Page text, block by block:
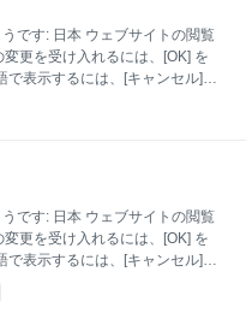
です: 日本 ウェブサイトの閲覧
更を受け入れるには、[OK] を
で表示するには、[キャンセル]
ロゴの右にある設定は、
viewing YouTube from this
change, or click "Cancel" to
change your preferen
です: 日本 ウェブサイトの閲覧
更を受け入れるには、[OK] を
で表示するには、[キャンセル]
viewing YouTube from this